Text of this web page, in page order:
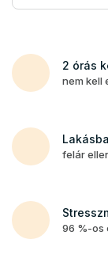
2 órás
nem kell
felár
96 %-os